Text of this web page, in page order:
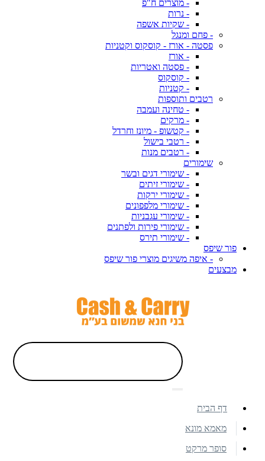
- מוצרים ח"פ
- נרות
- שקיות אשפה
- פחם ומנגל
פסטה - אורז - קוסקוס וקטניות
- אורז
- פסטה ואטריות
- קוסקוס
- קטניות
רטבים ותוספות
- טחינה ועמבה
- מרקים
- קטשופ - מיונז וחרדל
- רטבי בישול
- רטבים מנות
שימורים
- שימורי דגים ובשר
- שימורי זיתים
- שימורי ירקות
- שימורי מלפפונים
- שימורי עגבניות
- שימורי פירות ולפתנים
- שימורי תירס
פור שיפס
- איפה משיגים מוצרי פור שיפס
מבצעים
דף הבית
מאמא מונא
סופר מרקט